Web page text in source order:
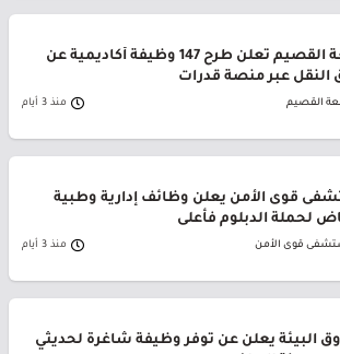
جامعة القصيم تعلن طرح 147 وظيفة أكاديمية عن
النقل عبر منصة قدرات
القصيم منذ 3 أيام
قوى الأمن يعلن وظائف إدارية وطبية
لحملة الدبلوم فأعلى
قوى الأمن منذ 3 أيام
البيئة يعلن عن توفر وظيفة شاغرة لحديثي